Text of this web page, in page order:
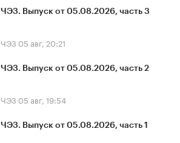
ЧЭЗ. Выпуск от 05.08.2026, часть 3
ЧЭЗ 05 авг, 20:21
ЧЭЗ. Выпуск от 05.08.2026, часть 2
ЧЭЗ 05 авг, 19:54
ЧЭЗ. Выпуск от 05.08.2026, часть 1